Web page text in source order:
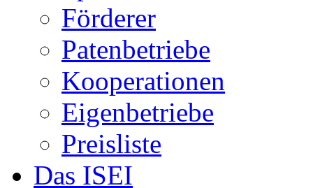
Förderer
Patenbetriebe
Kooperationen
Eigenbetriebe
Preisliste
Das ISEI